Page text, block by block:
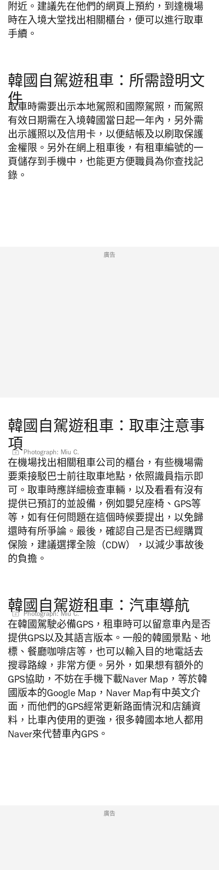
附近。建議先在他們的網頁上預約，到達機場
時在入境大堂找出相關櫃台，便可以進行取車
手續。
韓國自駕遊租車：所需證明文
件
取車時需要出示本地駕照和國際駕照，而駕照
有效日期需在入境韓國當日起一年內，另外需
出示護照以及信用卡，以便結帳及以刷取保護
金權限。另外在網上租車後，有租車編號的一
頁儲存到手機中，也能更方便職員為你查找記
錄。
廣告
韓國自駕遊租車：取車注意事
項 Photograph: Miu C.
在機場找出相關租車公司的櫃台，有些機場需
要乘接駁巴士前往取車地點，依照識員指示即
可。取車時應詳細檢查車輛，以及看看有沒有
提供已預訂的並設備，例如嬰兒座椅、GPS等
等，如有任何問題在這個時候要提出，以免歸
還時有所爭論。最後，確認自己是否已經購買
保險，建議選擇全險（CDW），以減少事故後
的負擔。
韓國自駕遊租車：汽車導航
Photograph: Miu C.
在韓國駕駛必備GPS，租車時可以留意車內是否
提供GPS以及其語言版本。一般的韓國景點、地
標、餐廳咖啡店等，也可以輸入目的地電話去
搜尋路線，非常方便。另外，如果想有額外的
GPS協助，不妨在手機下載Naver Map，等於韓
國版本的Google Map，Naver Map有中英文介
面，而他們的GPS經常更新路面情況和店舖資
料，比車內使用的更強，很多韓國本地人都用
Naver來代替車內GPS。
廣告